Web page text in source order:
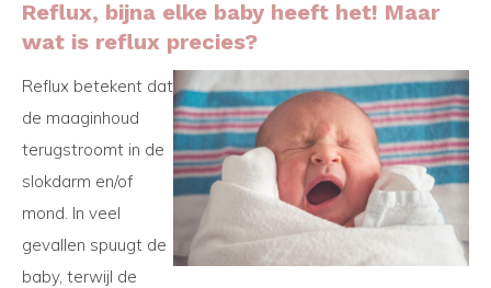
Reflux, bijna elke baby heeft het! Maar
wat is reflux precies?
Reflux betekent dat
de maaginhoud
terugstroomt in de
slokdarm en/of
mond. In veel
gevallen spuugt de
baby, terwijl de